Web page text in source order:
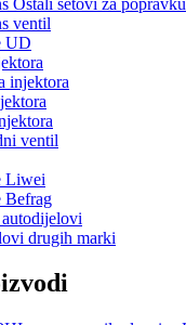
ventil
UD
injektora
ventil
Liwei
Befrag
drugih marki